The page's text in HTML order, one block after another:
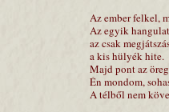
Az ember felkel,
Az egyik
az csak
a kis hülyék hite.
Majd pont az
Én mondom,
A télből nem